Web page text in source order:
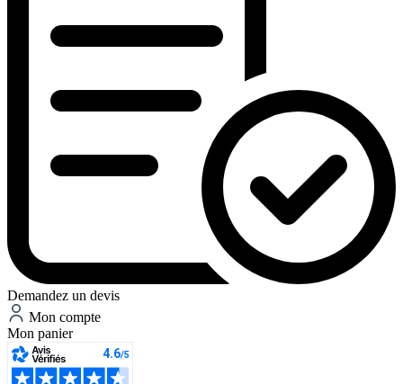
Demandez un devis
Mon compte
Mon panier